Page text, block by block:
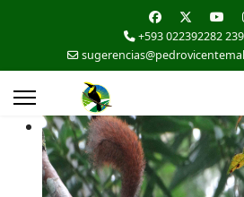
+593 022392282